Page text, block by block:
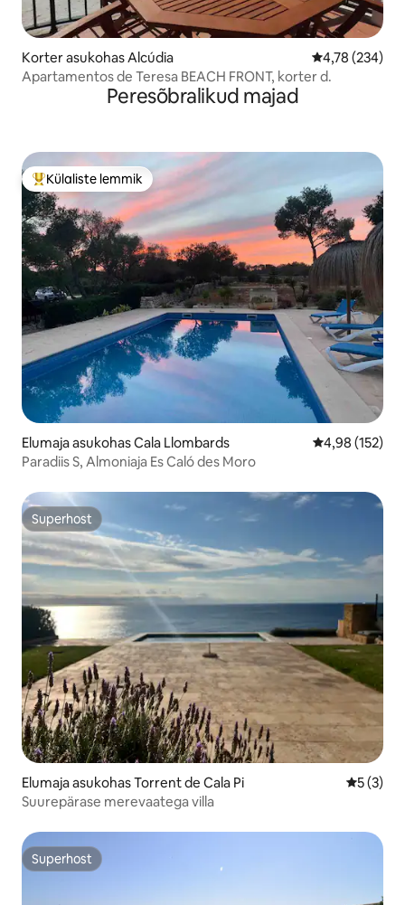
Korter asukohas Alcúdia Keskmine
4,78 (234)
Apartamentos de Teresa BEACH FRONT, korter d.
Peresõbralikud majad
Külaliste suur lemmik
Külaliste lemmik
Elumaja asukohas Cala Llombards Keskmine
4,98 (152)
Paradiis S, Almoniaja Es Caló des Moro
Superhost
Superhost
Elumaja asukohas Torrent de Cala Pi
5 (3)
Suurepärase merevaatega villa
Superhost
Superhost